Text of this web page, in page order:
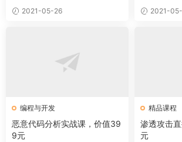
值1398元
2021-05-26 2021-
编程与开发
恶意代码分析实战课，价值39
9元
精品课程
渗透攻击
元